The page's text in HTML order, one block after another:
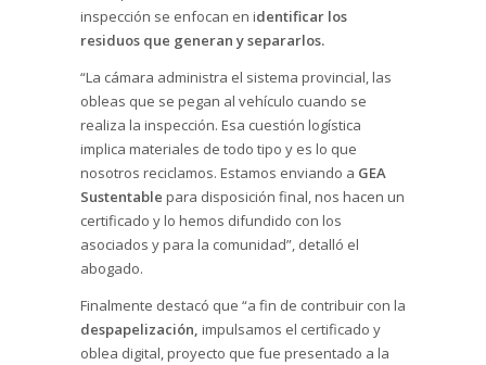
inspección se enfocan en identificar los
residuos que generan y separarlos.
“La cámara administra el sistema provincial, las
obleas que se pegan al vehículo cuando se
realiza la inspección. Esa cuestión logística
implica materiales de todo tipo y es lo que
nosotros reciclamos. Estamos enviando a GEA
Sustentable para disposición final, nos hacen un
certificado y lo hemos difundido con los
asociados y para la comunidad”, detalló el
abogado.
Finalmente destacó que “a fin de contribuir con la
despapelización, impulsamos el certificado y
oblea digital, proyecto que fue presentado a la